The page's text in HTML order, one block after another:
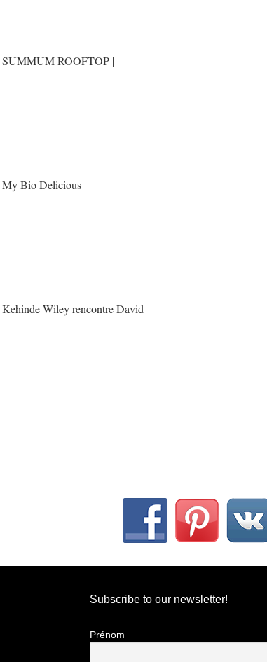
SUMMUM ROOFTOP |
My Bio Delicious
Kehinde Wiley rencontre David
Subscribe to our newsletter!
Prénom